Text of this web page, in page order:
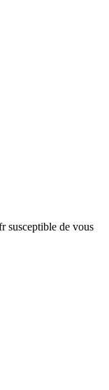
susceptible de vous